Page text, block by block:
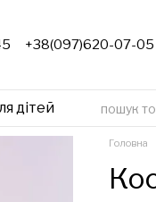
+38(097)620-07-05
дітей
Головна